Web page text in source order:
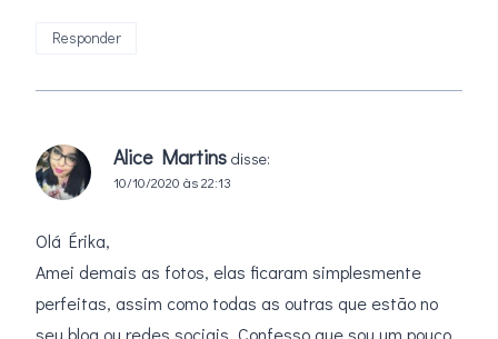
Responder
Alice Martins disse:
10/10/2020 às 22:13
Olá Érika,
Amei demais as fotos, elas ficaram simplesmente
perfeitas, assim como todas as outras que estão no
seu blog ou redes sociais. Confesso que sou um pouco